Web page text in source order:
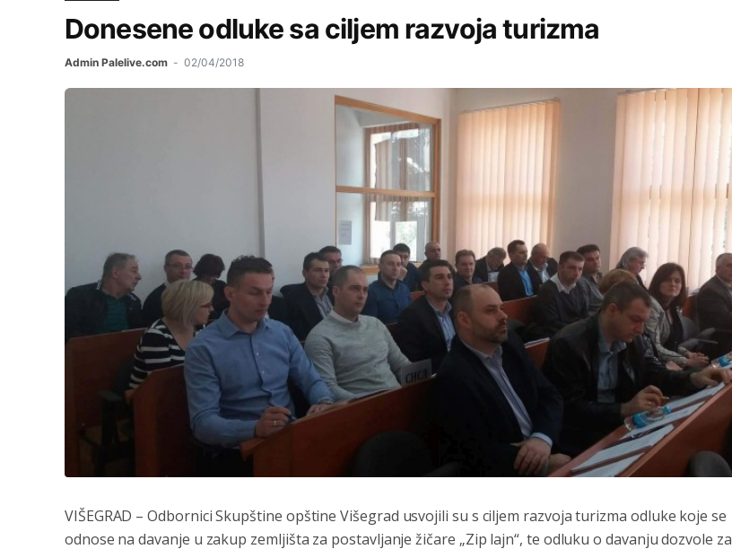
Donesene odluke sa ciljem razvoja turizma
Admin Palelive.com - 02/04/2018
VIŠEGRAD – Odbornici Skupštine opštine Višegrad usvojili su s ciljem razvoja turizma odluke koje se
odnose na davanje u zakup zemljišta za postavljanje žičare „Zip lajn“, te odluku o davanju dozvole za